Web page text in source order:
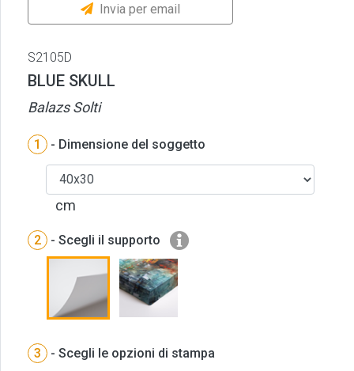
Invia per email
S2105D
BLUE SKULL
Balazs Solti
1 - Dimensione del soggetto
cm
2 - Scegli il supporto
3 - Scegli le opzioni di stampa